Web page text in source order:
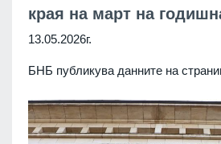
края на март на
13.05.2026г.
БНБ публикува данните на